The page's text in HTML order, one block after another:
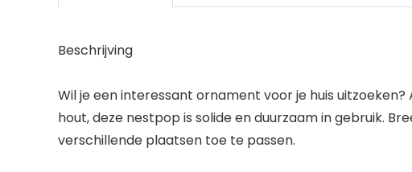
Beschrijving
Wil je een interessant ornament voor je huis
hout, deze nestpop is solide en duurzaam in gebruik.
verschillende plaatsen toe te passen.